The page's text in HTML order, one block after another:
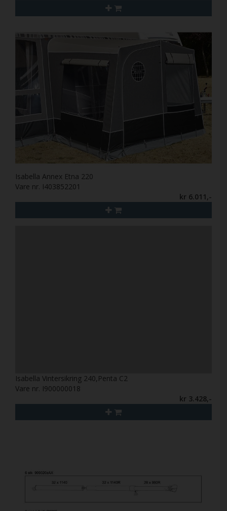
Isabella Annex Etna 220
Vare nr. I403852201
kr 6.011,-
Isabella Vintersikring 240,Penta C2
Vare nr. I900000018
kr 3.428,-